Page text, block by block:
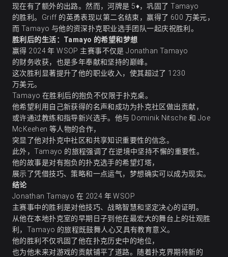
现在有了额外的出路。然而，河牌是 5♦，巩固了 Tamayo
的胜利。Griff 的英勇表现以第二名结束，赢得了 600 万美元，
而 Tamayo 与他的资深扑克职业选手团队一起庆祝胜利。
胜利后的生活：Tamayo 的希望和梦想
赢得 2024 年 WSOP 主赛事不仅是 Jonathan Tamayo
的财务收获，也是多年奉献和坚持的巅峰。
这次胜利显著提升了他的职业收入，使其超过了 1230
万美元。
Tamayo 在胜利后的抱负不仅限于扑克桌。
他希望利用自己新获得的名声和成功为扑克社区做出贡献，
或许通过教练和指导新兴选手。他与 Dominik Nitsche 和 Joe
McKeehen 等人物的合作，
突显了他对扑克中社区和共享知识重要性的信念。
此外，Tamayo 的旅程强调了在逆境中坚持不懈的重要性。
他的故事是对有抱负的扑克选手的希望灯塔，
展示了凭借技巧、策略和一点运气，梦想确实可以成为现实。
结论
Jonathan Tamayo 在 2024 年 WSOP
主赛事中的胜利是对他技巧、战略智慧和坚定决心的证明。
从他在本地扑克室的早期日子到他在最宏大的舞台上的壮观胜
利，Tamayo 的旅程既鼓舞人心又具有教育意义。
他的胜利不仅巩固了他在扑克历史中的地位，
也为他未来对游戏的贡献铺平了道路。随着扑克界期待新的